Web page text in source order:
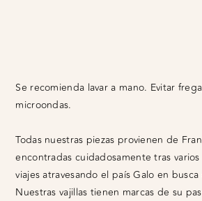
Se recomienda lavar a mano. Evitar
microondas.
Todas nuestras piezas provienen de
encontradas cuidadosamente tras
viajes atravesando el país Galo en
Nuestras vajillas tienen marcas de su